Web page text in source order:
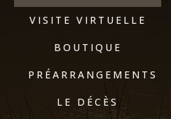
VISITE VIRTUELLE
BOUTIQUE
PRÉARRANGEMENTS
LE DÉCÈS